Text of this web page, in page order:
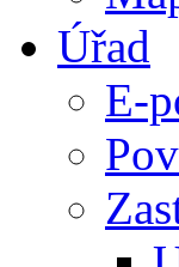
Úřad
E-